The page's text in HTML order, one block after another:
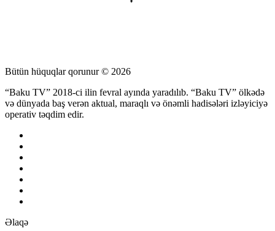
Bütün hüquqlar qorunur © 2026
“Baku TV” 2018-ci ilin fevral ayında yaradılıb. “Baku TV” ölkədə
və dünyada baş verən aktual, maraqlı və önəmli hadisələri izləyiciyə
operativ təqdim edir.
Əlaqə